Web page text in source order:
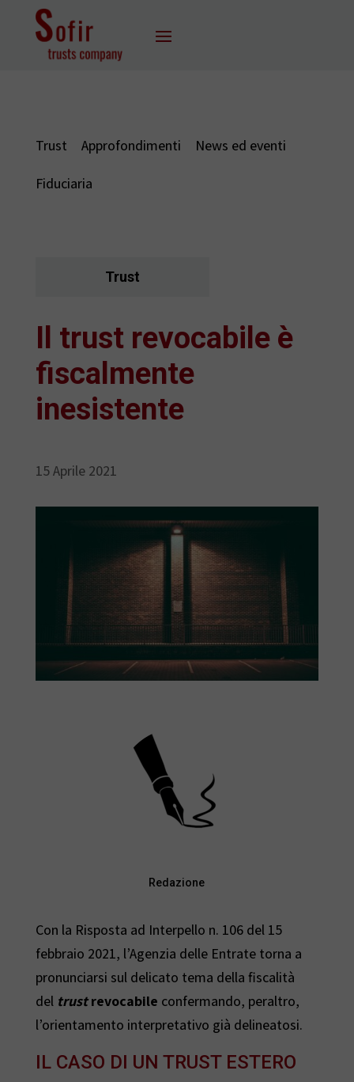
Trust Approfondimenti News ed eventi
Fiduciaria
Trust
Il trust revocabile è
fiscalmente
inesistente
15 Aprile 2021
Redazione
Con la Risposta ad Interpello n. 106 del 15
febbraio 2021, l’Agenzia delle Entrate torna a
pronunciarsi sul delicato tema della fiscalità
del trustrevocabile confermando, peraltro,
l’orientamento interpretativo già delineatosi.
IL CASO DI UN TRUST ESTERO